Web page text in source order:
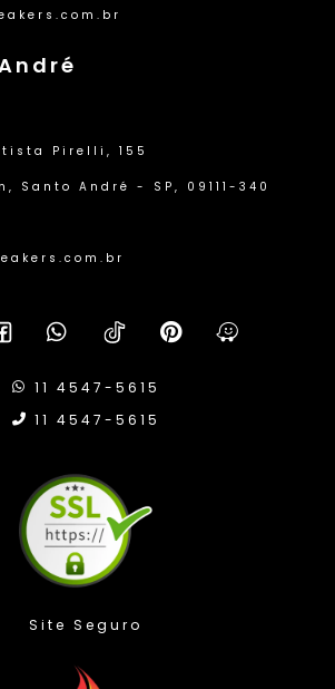
Pirelli, 155
Santo André - SP, 09111-340
11 4547-5615
11 4547-5615
Compra Protegida